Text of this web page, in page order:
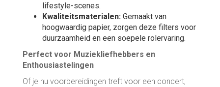
lifestyle-scenes.
Kwaliteitsmaterialen: Gemaakt van
hoogwaardig papier, zorgen deze filters voor
duurzaamheid en een soepele rolervaring.
Perfect voor Muziekliefhebbers en
Enthousiastelingen
Of je nu voorbereidingen treft voor een concert,